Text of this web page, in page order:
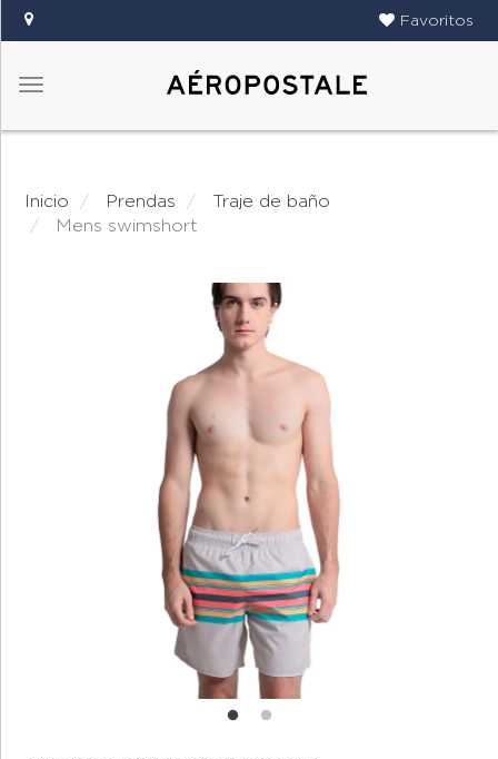
Favoritos
Menú
TIENDAS
Inicio prendas
traje de baño
mens swimshort